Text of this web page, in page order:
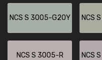
NCS S 3005-G20Y NCS
NCS S 3005-R NCS